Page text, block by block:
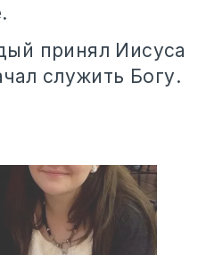
принял Иисуса
служить Богу.